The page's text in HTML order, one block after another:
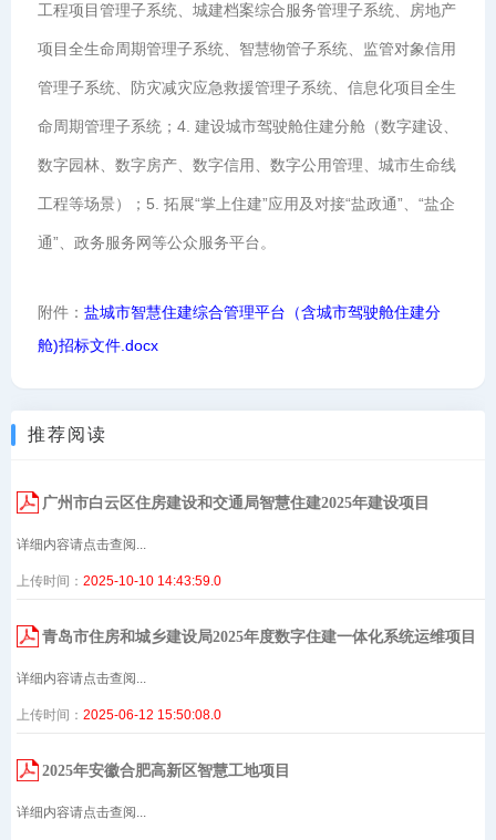
工程项目管理子系统、城建档案综合服务管理子系统、房地产
项目全生命周期管理子系统、智慧物管子系统、监管对象信用
管理子系统、防灾减灾应急救援管理子系统、信息化项目全生
命周期管理子系统；4. 建设城市驾驶舱住建分舱（数字建设、
数字园林、数字房产、数字信用、数字公用管理、城市生命线
工程等场景）；5. 拓展“掌上住建”应用及对接“盐政通”、“盐企
通”、政务服务网等公众服务平台。
附件： 盐城市智慧住建综合管理平台（含城市驾驶舱住建分
舱)招标文件.docx
推荐阅读
广州市白云区住房建设和交通局智慧住建2025年建设项目
详细内容请点击查阅...
上传时间： 2025-10-10 14:43:59.0
青岛市住房和城乡建设局2025年度数字住建一体化系统运维项目
详细内容请点击查阅...
上传时间： 2025-06-12 15:50:08.0
2025年安徽合肥高新区智慧工地项目
详细内容请点击查阅...